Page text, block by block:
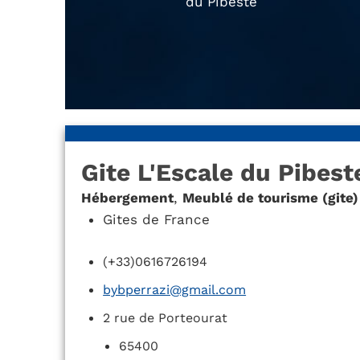
Gite L'Escale du
Hébergement, Meublé de tourisme (gite)
Gites de France
(+33)0616726194
bybperrazi@gmail.com
2 rue de Porteourat
65400